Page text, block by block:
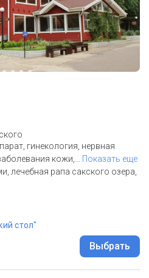
гинекология, нервная
кожи,
Показать еще
лечебная рапа сакского озера,
стол"
Выбрать